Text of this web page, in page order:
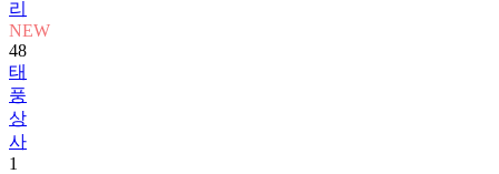
리
NEW
48
태
풍
상
사
1